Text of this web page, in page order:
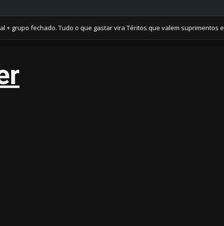
fechado. Tudo o que gastar vira Téritos que valem suprimentos